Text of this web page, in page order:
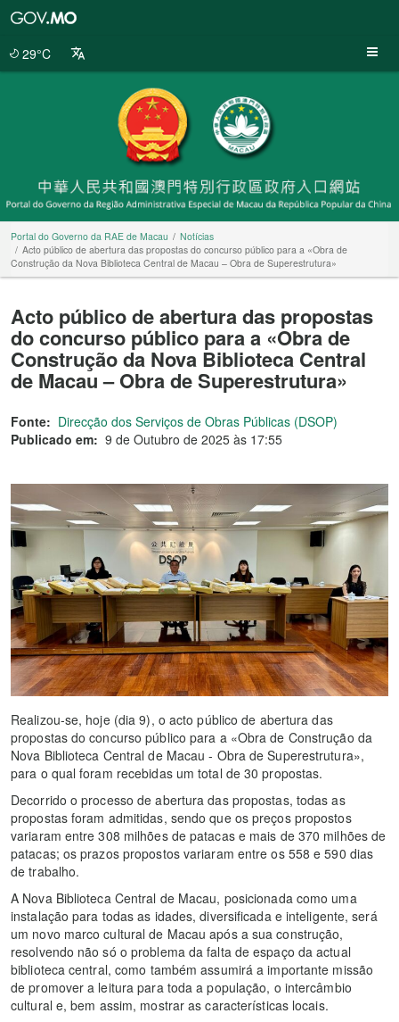
29°C
Portal do Governo da RAE de Macau
Notícias
Acto público de abertura das propostas do concurso público para a «Obra de
Construção da Nova Biblioteca Central de Macau – Obra de Superestrutura»
Acto público de abertura das propostas
do concurso público para a «Obra de
Construção da Nova Biblioteca Central
de Macau – Obra de Superestrutura»
Fonte: Direcção dos Serviços de Obras Públicas (DSOP)
Publicado em: 9 de Outubro de 2025 às 17:55
Realizou-se, hoje (dia 9), o acto público de abertura das
propostas do concurso público para a «Obra de Construção da
Nova Biblioteca Central de Macau - Obra de Superestrutura»,
para o qual foram recebidas um total de 30 propostas.
Decorrido o processo de abertura das propostas, todas as
propostas foram admitidas, sendo que os preços propostos
variaram entre 308 milhões de patacas e mais de 370 milhões de
patacas; os prazos propostos variaram entre os 558 e 590 dias
de trabalho.
A Nova Biblioteca Central de Macau, posicionada como uma
instalação para todas as idades, diversificada e inteligente, será
um novo marco cultural de Macau após a sua construção,
resolvendo não só o problema da falta de espaço da actual
biblioteca central, como também assumirá a importante missão
de promover a leitura para toda a população, o intercâmbio
cultural e, bem assim, mostrar as características locais.